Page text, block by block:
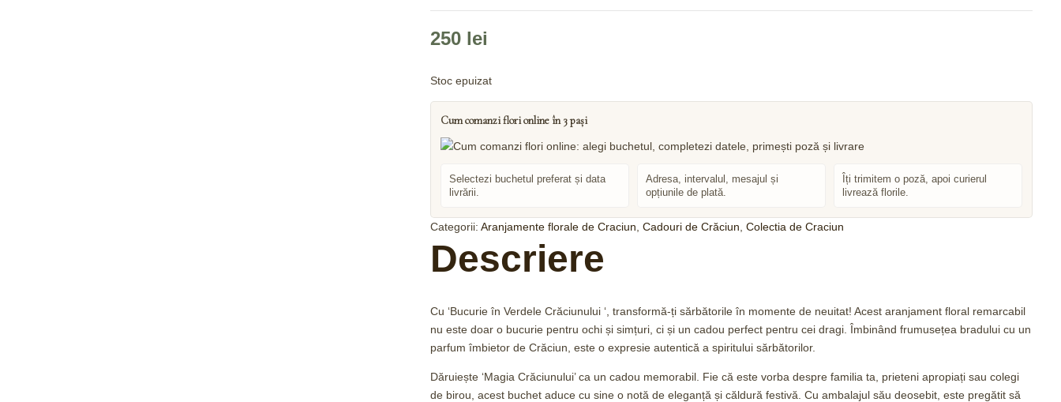
250 lei
Stoc epuizat
Cum comanzi flori online în 3 pași
Selectezi buchetul preferat și data
livrării.
Adresa, intervalul, mesajul și
opțiunile de plată.
Îți trimitem o poză, apoi curierul
livrează florile.
Categorii: Aranjamente florale de Craciun Cadouri de Crăciun Colectia de Craciun
Descriere
Cu ‘Bucurie în Verdele Crăciunului ‘, transformă-ți sărbătorile în momente de neuitat! Acest aranjament floral remarcabil
nu este doar o bucurie pentru ochi și simțuri, ci și un cadou perfect pentru cei dragi. Îmbinând frumusețea bradului cu un
parfum îmbietor de Crăciun, este o expresie autentică a spiritului sărbătorilor.
Dăruiește ‘Magia Crăciunului’ ca un cadou memorabil. Fie că este vorba despre familia ta, prieteni apropiați sau colegi
de birou, acest buchet aduce cu sine o notă de eleganță și căldură festivă. Cu ambalajul său deosebit, este pregătit să